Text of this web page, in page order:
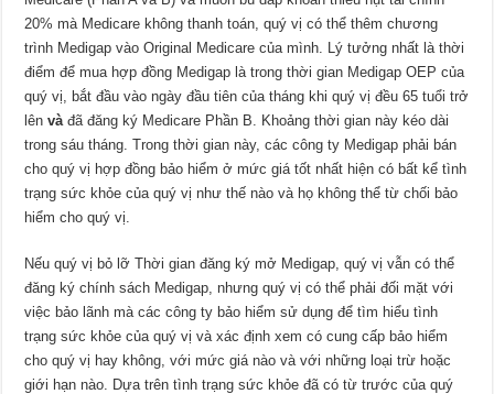
20% mà Medicare không thanh toán, quý vị có thể thêm chương
trình Medigap vào Original Medicare của mình. Lý tưởng nhất là thời
điểm để mua hợp đồng Medigap là trong thời gian Medigap OEP của
quý vị, bắt đầu vào ngày đầu tiên của tháng khi quý vị đều 65 tuổi trở
lênvàđã đăng ký Medicare Phần B. Khoảng thời gian này kéo dài
trong sáu tháng. Trong thời gian này, các công ty Medigap phải bán
cho quý vị hợp đồng bảo hiểm ở mức giá tốt nhất hiện có bất kể tình
trạng sức khỏe của quý vị như thế nào và họ không thể từ chối bảo
hiểm cho quý vị.
Nếu quý vị bỏ lỡ Thời gian đăng ký mở Medigap, quý vị vẫn có thể
đăng ký chính sách Medigap, nhưng quý vị có thể phải đối mặt với
việc bảo lãnh mà các công ty bảo hiểm sử dụng để tìm hiểu tình
trạng sức khỏe của quý vị và xác định xem có cung cấp bảo hiểm
cho quý vị hay không, với mức giá nào và với những loại trừ hoặc
giới hạn nào. Dựa trên tình trạng sức khỏe đã có từ trước của quý